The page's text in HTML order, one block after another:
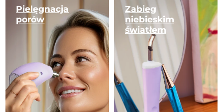
Pielęgnacja
porów
Zabieg
niebieskim
światłem